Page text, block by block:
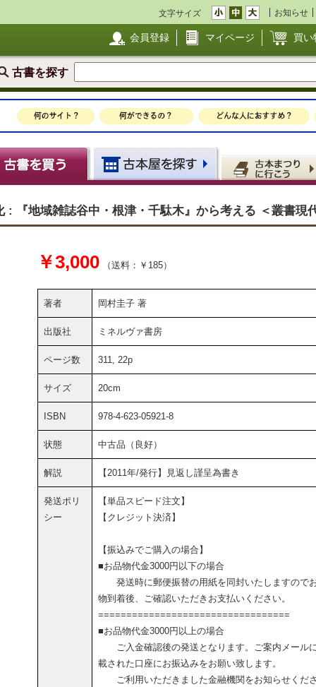
文字サイズ お知らせ
会員登録 マイページ 買い
古書を探す
: 『地域雑誌谷中・根津・千駄木』から考える ＜叢書現
￥3,000 （送料：￥185）
著者 岡村圭子 著
出版社 ミネルヴァ書房
ページ数 311, 22p
サイズ 20cm
ISBN 978-4-623-05921-8
状態 中古品（良好）
解説 【2011年/発行】見返し謹呈為書き
発送ポリ
シー
【単品スピード注文】
【クレジット決済】
【振込みでご購入の場合】
■お品物代金3000円以下の場合
発送時に郵便振替の用紙を同封いたしますので
物到着後、ご確認いただきお支払いください。
==================================
■お品物代金3000円以上の場合
ご入金確認後の発送となります。ご案内メール
載された口座にお振込みをお願い致します。
ご利用いただきました金融機関をお知らせくだ